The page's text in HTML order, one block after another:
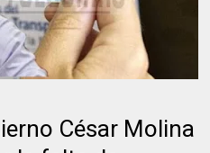
César Molina